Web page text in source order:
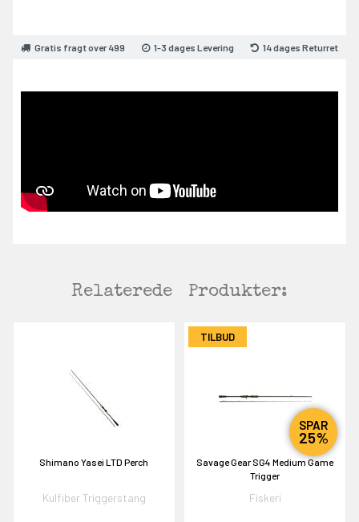
Gratis fragt over 499 1-3 dages Levering 14 dages Returret
Relaterede Produkter:
Shimano Yasei LTD Perch
Kulfiber Triggerstang
TILBUD
SPAR
25%
Savage Gear SG4 Medium Game
Trigger
Fiskeri
PÅ
om måneden